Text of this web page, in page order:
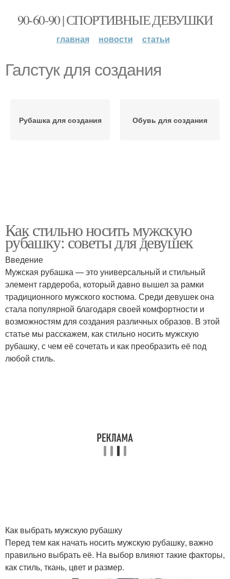
90-60-90 | СПОРТИВНЫЕ ДЕВУШКИ
главная новости статьи
Галстук для создания
Рубашка для создания Обувь для создания
Как стильно носить мужскую
рубашку: советы для девушек
Введение
Мужская рубашка — это универсальный и стильный
элемент гардероба, который давно вышел за рамки
традиционного мужского костюма. Среди девушек она
стала популярной благодаря своей комфортности и
возможностям для создания различных образов. В этой
статье мы расскажем, как стильно носить мужскую
рубашку, с чем её сочетать и как преобразить её под
любой стиль.
Как выбрать мужскую рубашку
Перед тем как начать носить мужскую рубашку, важно
правильно выбрать её. На выбор влияют такие факторы,
как стиль, ткань, цвет и размер.